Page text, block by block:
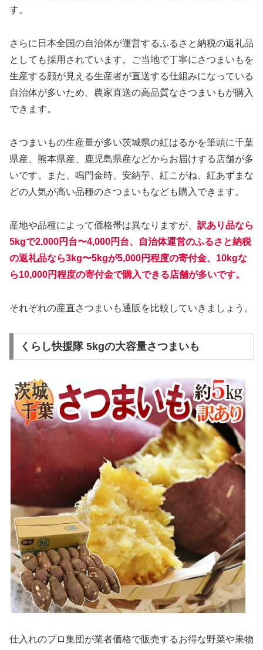
す。
さらに日本全国の自治体が運営するふるさと納税の返礼品
としても採用されています。ご当地で丁寧にさつまいもを
生産する顔が見える生産者が直送する仕組みになっている
自治体が多いため、農家直送の高品質なさつまいもが購入
できます。
さつまいもの生産量が多い茨城県の紅はるかを筆頭に千葉
県産、熊本県産、鹿児島県産などからお届けする店舗が多
いです。また、鳴門金時、安納芋、紅こがね、紅あずまな
どの人気が高い品種のさつまいもなども購入できます。
産地や品種によって価格帯は異なりますが、 訳あり品なら
5kgで2,000円台〜4,000円台、自治体運営のふるさと納税
の返礼品なら3kg〜5kgが5,000円程度の寄付金、10kgな
ら10,000円程度の寄付金で購入できる店舗が多いです。
それぞれの産直さつまいも通販を比較していきましょう。
くらし快援隊 5kgの大容量さつまいも
仕入れのプロ集団が業者価格で販売するお得な野菜や果物